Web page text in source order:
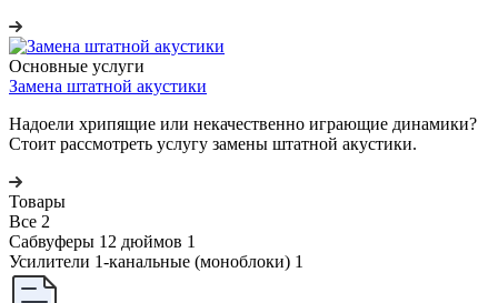
Основные услуги
Замена штатной акустики
Надоели хрипящие или некачественно играющие динамики?
Стоит рассмотреть услугу замены штатной акустики.
Товары
Все 2
Сабвуферы 12 дюймов 1
Усилители 1-канальные (моноблоки) 1